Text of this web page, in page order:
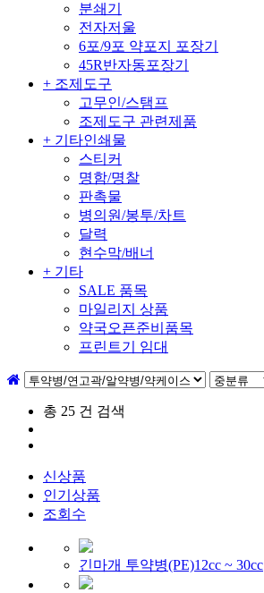
분쇄기
전자저울
6포/9포 약포지 포장기
45R반자동포장기
+ 조제도구
고무인/스탬프
조제도구 관련제품
+ 기타인쇄물
스티커
명함/명찰
판촉물
병의원/봉투/차트
달력
현수막/배너
+ 기타
SALE 품목
마일리지 상품
약국오픈준비품목
프린트기 임대
총 25 건 검색
신상품
인기상품
조회수
긴마개 투약병(PE)12cc ~ 30cc